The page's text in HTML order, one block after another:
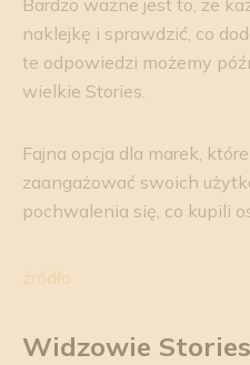
naklejkę i sprawdzić, co
te odpowiedzi możemy
wielkie Stories.
Fajna opcja dla marek,
zaangażować swoich
pochwalenia się, co kupili
źródło
Widzowie Stories